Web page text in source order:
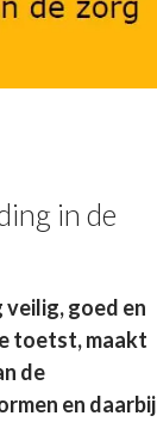
in de
goed en
toetst, maakt
de
en daarbij